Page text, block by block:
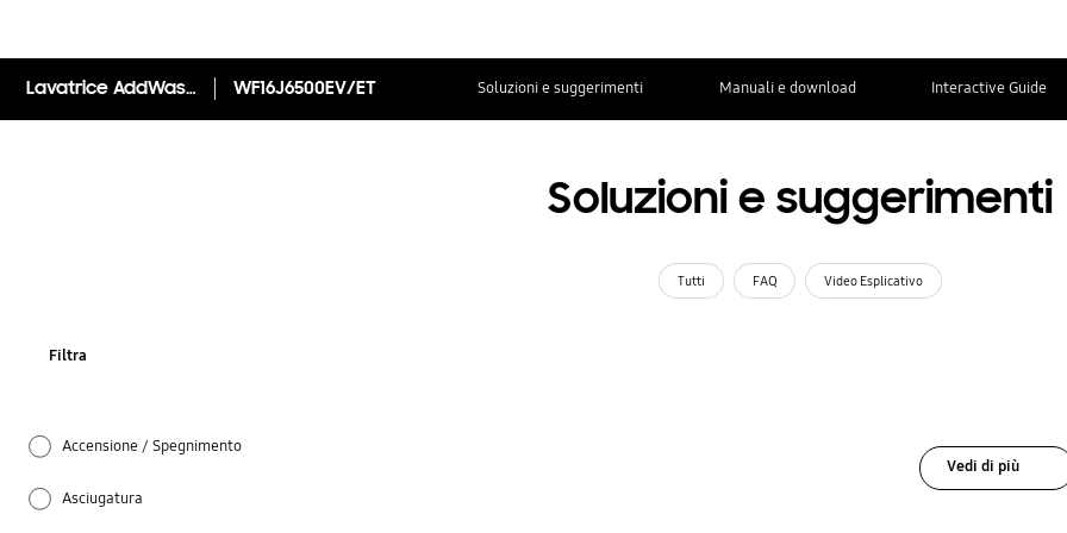
Lavatrice AddWash™ WF16J6500EV WF16J6500EV/ET Soluzioni e suggerimenti Manuali e download Interactive Guide
Soluzioni e suggerimenti
Tutti FAQ Video Esplicativo
Filtra
Accensione / Spegnimento
Asciugatura
Vedi di più